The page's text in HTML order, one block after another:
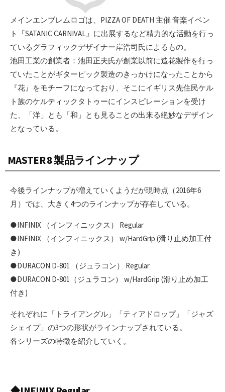
メインエンブレムロゴは、PIZZA OF DEATH 主催 音楽イベン
ト『SATANIC CARNIVAL』に出展するなど精力的な活動を行っ
ているグラフィックデザイナー岸浩司氏によるもの。
池田工業の創業者：池田正夫氏が創業以前に造花製作を行っ
ていたことがギターピック製造のきっかけになったことから
『花』をモチーフになっており、そこにイギリス先住民ケル
ト族のケルティックタトゥーにインスピレーションを受け
た、「洋」とも「和」とも見ることの出来る絶妙なデザイン
となっている。
MASTER 8 製品ラインナップ
今後ラインナップが増えていくようだが現時点（2016年6
月）では、大きく4つのラインナップが存在している。
●INFINIX （インフィニックス） Regular
●INFINIX （インフィニックス） w/HardGrip (滑り止め加工付
き)
●DURACON D-801 （ジュラコン） Regular
●DURACON D-801（ジュラコン） w/HardGrip (滑り止め加工
付き)
それぞれに「トライアングル」「ティアドロップ」「ジャズ
シェイプ」の3つの形状がラインナップされている。
各シリーズの特徴を紹介していく。